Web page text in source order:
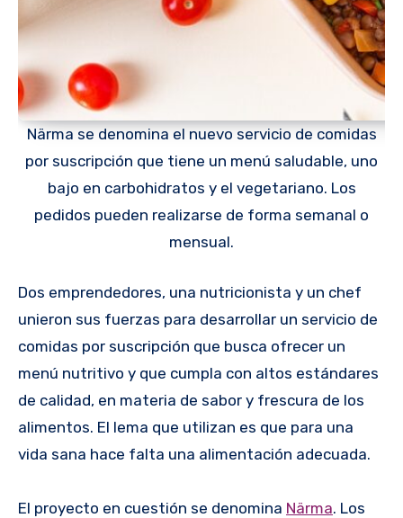
Närma se denomina el nuevo servicio de comidas
por suscripción que tiene un menú saludable, uno
bajo en carbohidratos y el vegetariano. Los
pedidos pueden realizarse de forma semanal o
mensual.
Dos emprendedores, una nutricionista y un chef
unieron sus fuerzas para desarrollar un servicio de
comidas por suscripción que busca ofrecer un
menú nutritivo y que cumpla con altos estándares
de calidad, en materia de sabor y frescura de los
alimentos. El lema que utilizan es que para una
vida sana hace falta una alimentación adecuada.
El proyecto en cuestión se denomina Närma. Los